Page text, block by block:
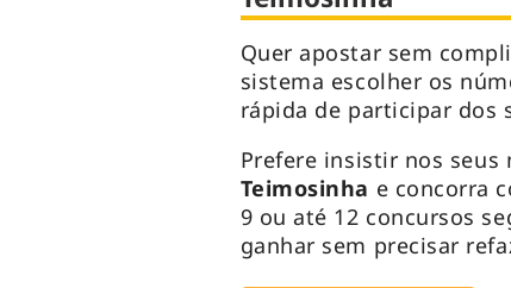
Quer apostar sem
sistema escolher os
rápida de participar dos
Prefere insistir nos seus
Teimosinha e concorra
9 ou até 12 concursos
ganhar sem precisar